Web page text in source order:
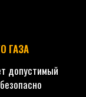
ГАЗА
допустимый